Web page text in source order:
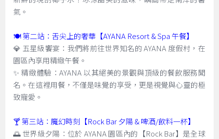
氣。
🍽️ 第二站：舌尖上的奢華【AYANA Resort & Spa 午餐】
💎 五星級饗宴：我們將前往世界知名的 AYANA 度假村，在
園區內享用精緻午餐。
✨ 精緻體驗：AYANA 以其絕美的景觀與頂級的餐飲服務聞
名。在這裡用餐，不僅是味覺的享受，更是視覺與心靈的極
致寵愛。
🍸 第三站：魔幻時刻【Rock Bar 夕陽 & 啤酒/飲料一杯】
🌅 世界級夕陽：位於 AYANA 園區內的【Rock Bar】是全球